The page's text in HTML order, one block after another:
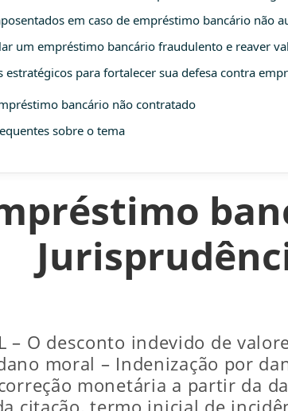
em caso de empréstimo bancário não
um empréstimo bancário fraudulento e reaver
estratégicos para fortalecer sua defesa contra
bancário não contratado
sobre o tema
– O desconto indevido de
moral – Indenização por
monetária a partir da